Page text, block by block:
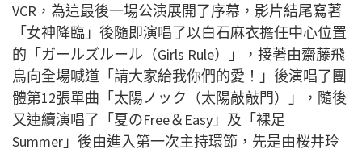
VCR ，為這最後一場公演展開了序幕，影片結尾寫著
「女神降臨」後隨即演唱了以白石麻衣擔任中心位置
的「ガールズルール（Girls Rule）」，接著由齋藤飛
鳥向全場喊道「請大家給我你們的愛！」後演唱了團
體第12張單曲「太陽ノック（太陽敲敲門）」，隨後
又連續演唱了「夏のFree＆ Easy 」及「裸足
Summer 」後由進入第一次主持環節，先是由桜井玲